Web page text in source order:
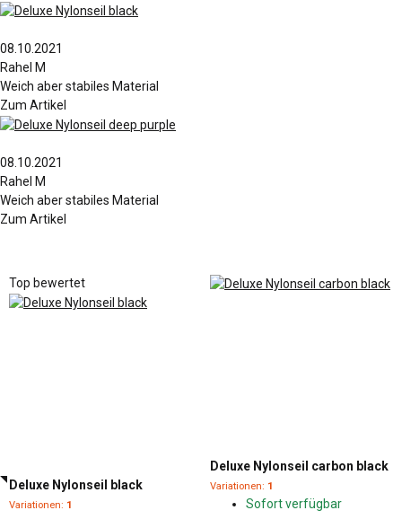
08.10.2021
Rahel M
Weich aber stabiles Material
Zum Artikel
08.10.2021
Rahel M
Weich aber stabiles Material
Zum Artikel
Top bewertet
Deluxe Nylonseil black
Variationen: 1
Deluxe Nylonseil carbon black
Variationen: 1
Sofort verfügbar